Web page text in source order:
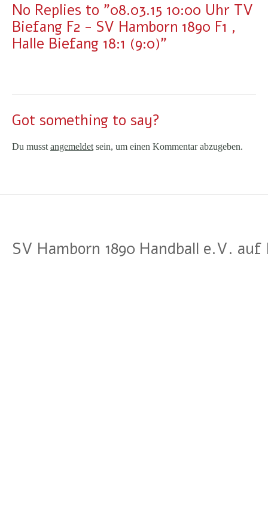
No Replies to "08.03.15 10:00 Uhr TV
Biefang F2 - SV Hamborn 1890 F1 ,
Halle Biefang 18:1 (9:0)"
Got something to say?
Du musst angemeldet sein, um einen Kommentar abzugeben.
SV Hamborn 1890 Handball e.V.